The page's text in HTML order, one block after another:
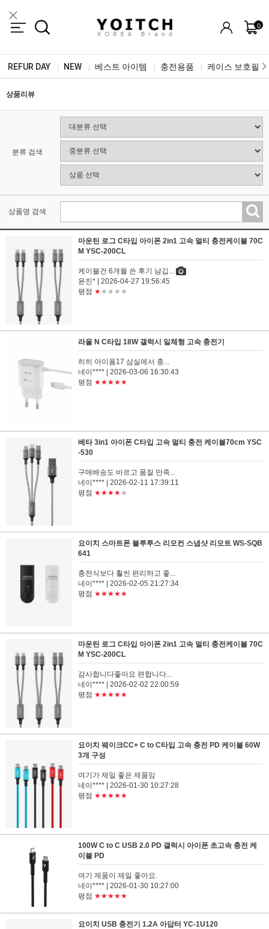
0
REFUR DAY NEW 베스트 아이템 충전용품 케이스 보호필름
상품리뷰
분류 검색
상품명 검색
마운틴 로그 C타입 아이폰 2in1 고속 멀티 충전케이블 70C
M YSC-200CL
케이블건 6개월 쓴 후기 남깁...
윤진*
| 2026-04-27 19:56:45
평점 ★★★★★
라울 N C타입 18W 갤럭시 일체형 고속 충전기
히히 아이폼17 삼실에서 충...
네이****
| 2026-03-06 16:30:43
평점 ★★★★★
베타 3in1 아이폰 C타입 고속 멀티 충전 케이블70cm YSC
-530
구매배송도 바르고 품질 만족...
네이****
| 2026-02-11 17:39:11
평점 ★★★★★
요이치 스마트폰 블루투스 리모컨 스냅샷 리모트 WS-SQB
641
충전식보다 훨씬 편리하고 좋...
네이****
| 2026-02-05 21:27:34
평점 ★★★★★
마운틴 로그 C타입 아이폰 2in1 고속 멀티 충전케이블 70C
M YSC-200CL
감사합니다좋아요 편합니다...
네이****
| 2026-02-02 22:00:59
평점 ★★★★★
요이치 웨이크CC+ C to C타입 고속 충전 PD 케이블 60W
3개 구성
여기가 제일 좋은 제품임
네이****
| 2026-01-30 10:27:28
평점 ★★★★★
100W C to C USB 2.0 PD 갤럭시 아이폰 초고속 충전 케
이블 PD
여기 제품이 제일 좋아요.
네이****
| 2026-01-30 10:27:00
평점 ★★★★★
요이치 USB 충전기 1.2A 아답터 YC-1U120